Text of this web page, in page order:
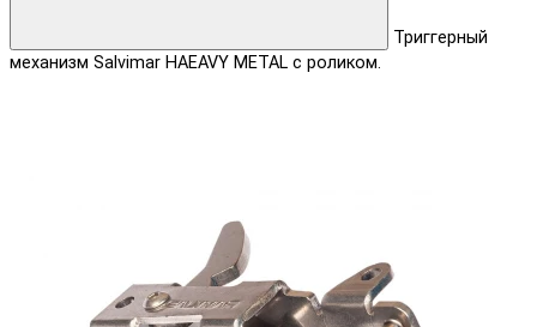
Триггерный
механизм Salvimar HAEAVY METAL с роликом.